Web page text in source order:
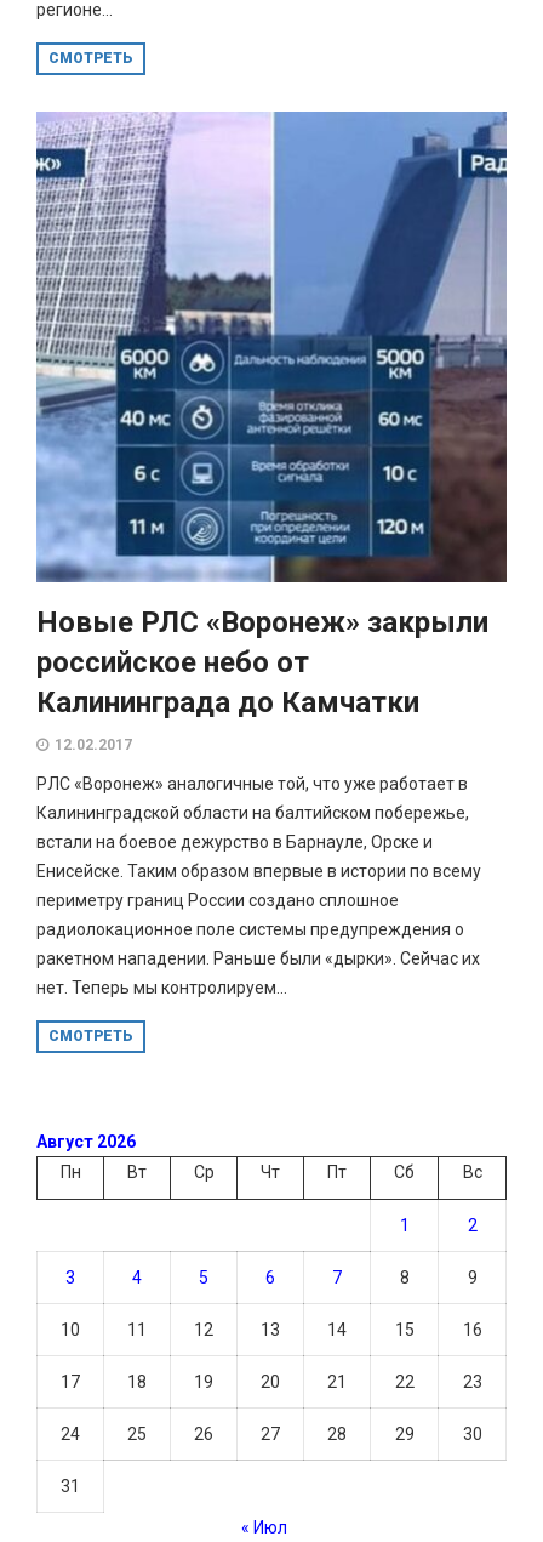
регионе...
СМОТРЕТЬ
Новые РЛС «Воронеж» закрыли
российское небо от
Калининграда до Камчатки
12.02.2017
РЛС «Воронеж» аналогичные той, что уже работает в
Калининградской области на балтийском побережье,
встали на боевое дежурство в Барнауле, Орске и
Енисейске. Таким образом впервые в истории по всему
периметру границ России создано сплошное
радиолокационное поле системы предупреждения о
ракетном нападении. Раньше были «дырки». Сейчас их
нет. Теперь мы контролируем...
СМОТРЕТЬ
Август 2026
Пн
Вт Ср Чт Пт Сб Вс
1 2
3 4 5 6 7 8 9
10 11 12 13 14 15 16
17 18 19 20 21 22 23
24 25 26 27 28 29 30
31
« Июл